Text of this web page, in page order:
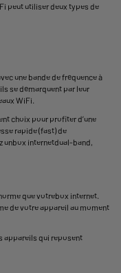
peut utiliser deux types de
une bande de fréquence à
se démarquent par leur
WiFi.
choix pour profiter d’une
rapide (fast) de
unbox internetdual-band,
que votrebox internet.
de votre appareil au moment
appareils qui reposent